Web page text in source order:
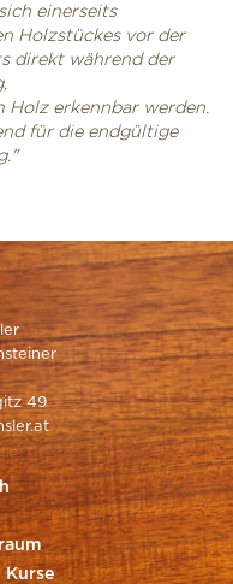
einerseits
Holzstückes vor der
direkt während der
Holz erkennbar werden.
für die endgültige
49
Kurse